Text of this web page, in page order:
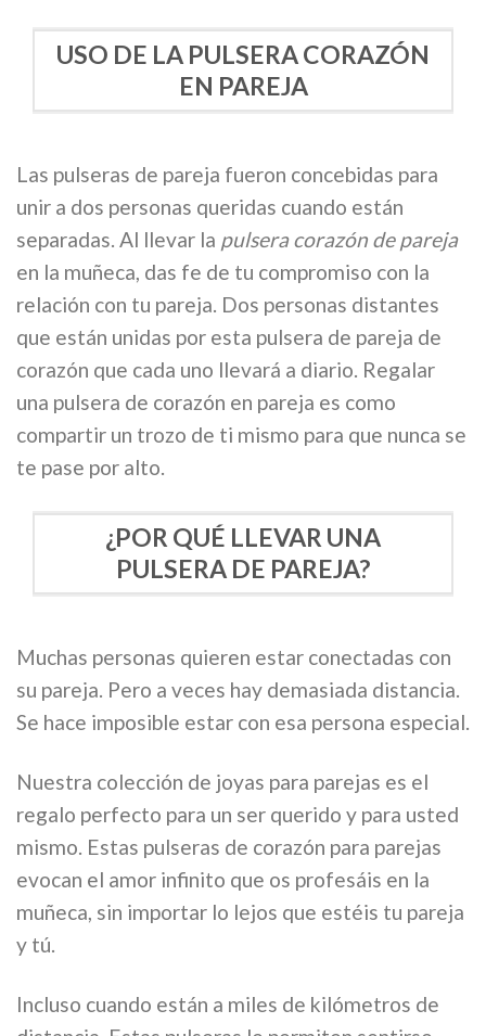
USO DE LA PULSERA CORAZÓN
EN PAREJA
Las pulseras de pareja fueron concebidas para
unir a dos personas queridas cuando están
separadas. Al llevar la pulsera corazón de pareja
en la muñeca, das fe de tu compromiso con la
relación con tu pareja. Dos personas distantes
que están unidas por esta pulsera de pareja de
corazón que cada uno llevará a diario. Regalar
una pulsera de corazón en pareja es como
compartir un trozo de ti mismo para que nunca se
te pase por alto.
¿POR QUÉ LLEVAR UNA
PULSERA DE PAREJA?
Muchas personas quieren estar conectadas con
su pareja. Pero a veces hay demasiada distancia.
Se hace imposible estar con esa persona especial.
Nuestra colección de joyas para parejas es el
regalo perfecto para un ser querido y para usted
mismo. Estas pulseras de corazón para parejas
evocan el amor infinito que os profesáis en la
muñeca, sin importar lo lejos que estéis tu pareja
y tú.
Incluso cuando están a miles de kilómetros de